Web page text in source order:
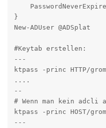
}
New-ADUser @ADSplat
#Keytab erstellen:
---
ktpass -princ HTTP/
....
--
# Wenn man kein
ktpass -princ HOST/
---